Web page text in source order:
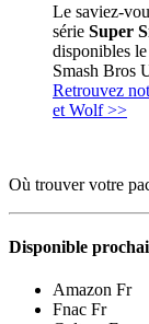
Le saviez-
série Super
disponibles
Smash Bros
Retrouvez
et Wolf >>
Où trouver votre
Disponible
Amazon Fr
Fnac Fr